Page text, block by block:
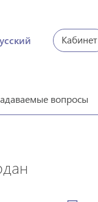
Кабинет
вопросы